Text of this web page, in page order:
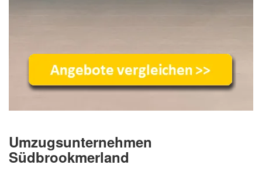
Umzugsunternehmen
Südbrookmerland